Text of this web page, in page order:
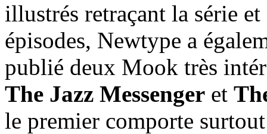
illustrés retraçant la série et
épisodes, Newtype a
publié deux Mook très
The Jazz Messenger et
le premier comporte